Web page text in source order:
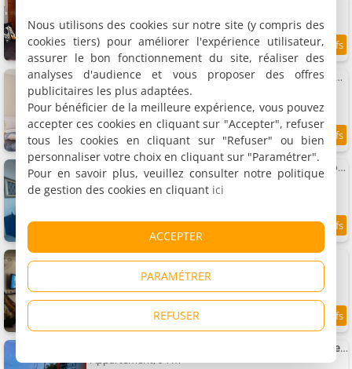
0.7 km 9.6/10
Apto confortável a 50m da Praia do Forte MZD0308
Appartement, 60 m²
6 personnes, 2 chambres, 2 salles de bains
0.7 km 8.8/10
Apartamento Clean com Vista para a Praia do Forte - Cabo Frio
Appartement
8 personnes, 4 chambres, 4 salles de bains
9.2/10
Casa Confortável - Cabo Frio
Maison de vacances, 140 m²
9 personnes, 3 chambres, 1 salle de bains
9.4
Apartamento Beira Mar- Praia Do Forte Excelente Para Temporada!!
Appartement, 94 m²
Nous utilisons des cookies sur notre site (y compris des
cookies tiers) pour améliorer l'expérience utilisateur,
assurer le bon fonctionnement du site, réaliser des
analyses d'audience et vous proposer des offres
publicitaires les plus adaptées.
Pour bénéficier de la meilleure expérience, vous pouvez
accepter ces cookies en cliquant sur "Accepter", refuser
tous les cookies en cliquant sur "Refuser" ou bien
personnaliser votre choix en cliquant sur "Paramétrer".
Pour en savoir plus, veuillez consulter notre politique
de gestion des cookies en cliquant ici
ACCEPTER
PARAMÉTRER
REFUSER